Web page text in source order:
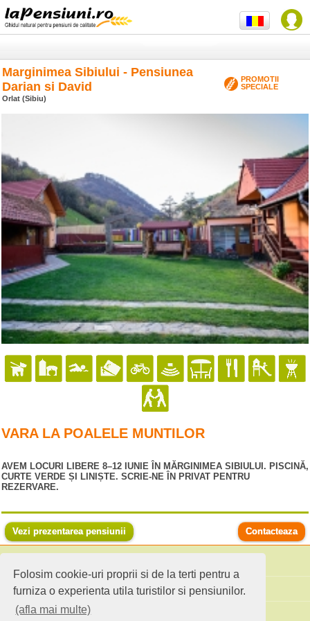
Folosim cookie-uri proprii si de la terti pentru a
furniza o experienta utila turistilor si pensiunilor.
(afla mai multe)
Marginimea Sibiului - Pensiunea
Darian si David
Orlat (Sibiu)
PROMOTII
SPECIALE
VARA LA POALELE MUNTILOR
AVEM LOCURI LIBERE 8–12 IUNIE ÎN MĂRGINIMEA SIBIULUI. PISCINĂ,
CURTE VERDE ȘI LINIȘTE. SCRIE-NE ÎN PRIVAT PENTRU
REZERVARE.
Vezi prezentarea pensiunii Contacteaza
Cauta pensiuni